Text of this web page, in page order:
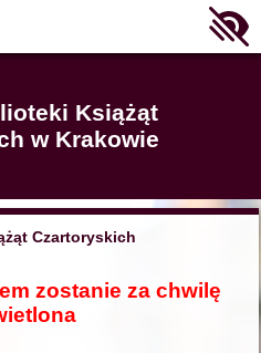
Książąt
w Krakowie
Czartoryskich
zostanie za chwilę